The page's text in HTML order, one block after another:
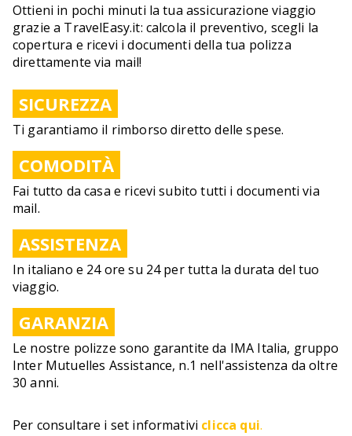
Ottieni in pochi minuti la tua assicurazione viaggio
grazie a TravelEasy.it: calcola il preventivo, scegli la
copertura e ricevi i documenti della tua polizza
direttamente via mail!
SICUREZZA
Ti garantiamo il rimborso diretto delle spese.
COMODITÀ
Fai tutto da casa e ricevi subito tutti i documenti via
mail.
ASSISTENZA
In italiano e 24 ore su 24 per tutta la durata del tuo
viaggio.
GARANZIA
Le nostre polizze sono garantite da IMA Italia, gruppo
Inter Mutuelles Assistance, n.1 nell'assistenza da oltre
30 anni.
Per consultare i set informativi clicca qui.